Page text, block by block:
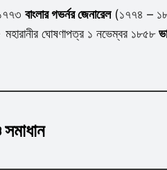
বাংলার গভর্নর জেনারেল(১৭৭৪ –
ঘোষণাপত্র ১ নভেম্বর ১৮৫৮